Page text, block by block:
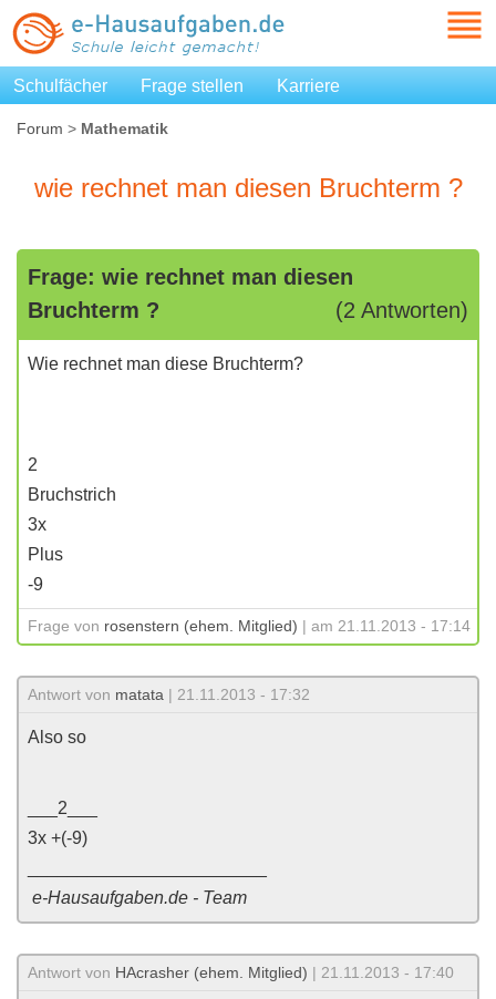
Schulfächer Frage stellen Karriere
Forum > Mathematik
wie rechnet man diesen Bruchterm ?
Frage: wie rechnet man diesen
Bruchterm ?
(2 Antworten)
Wie rechnet man diese Bruchterm?
2
Bruchstrich
3x
Plus
-9
Frage von rosenstern (ehem. Mitglied) | am 21.11.2013 - 17:14
Antwort von matata | 21.11.2013 - 17:32
Also so
___2___
3x +(-9)
e-Hausaufgaben.de - Team
Antwort von HAcrasher (ehem. Mitglied) | 21.11.2013 - 17:40